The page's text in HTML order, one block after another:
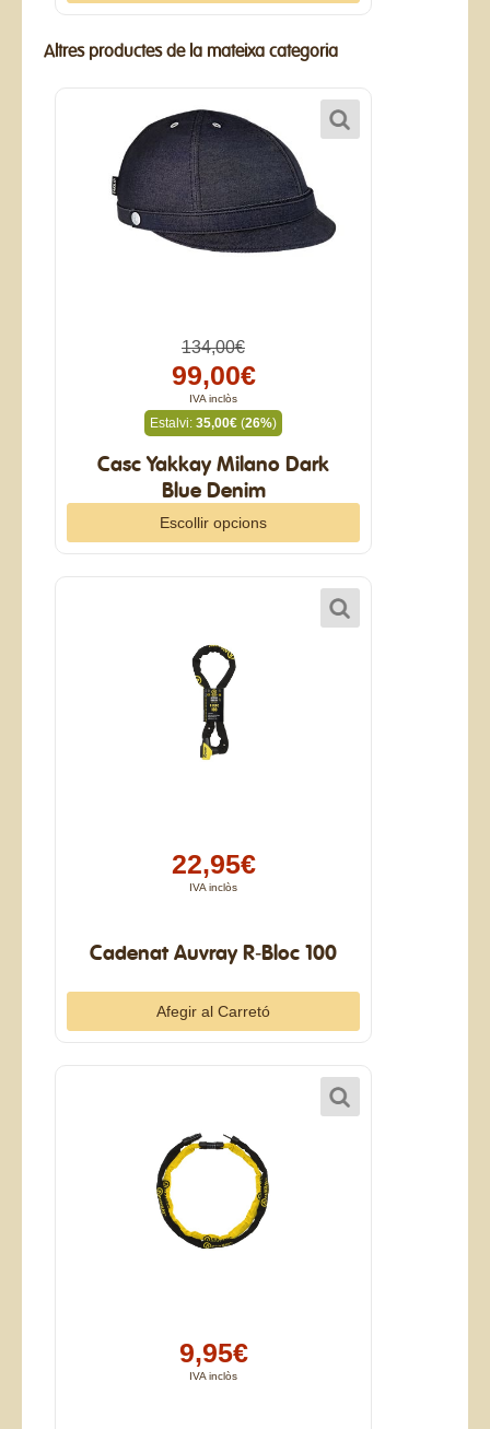
Altres productes de la mateixa categoria
134,00€
99,00€
IVA inclòs
Estalvi: 35,00€ (26%)
Casc Yakkay Milano Dark
Blue Denim
Escollir opcions
22,95€
IVA inclòs
Cadenat Auvray R-Bloc 100
9,95€
IVA inclòs